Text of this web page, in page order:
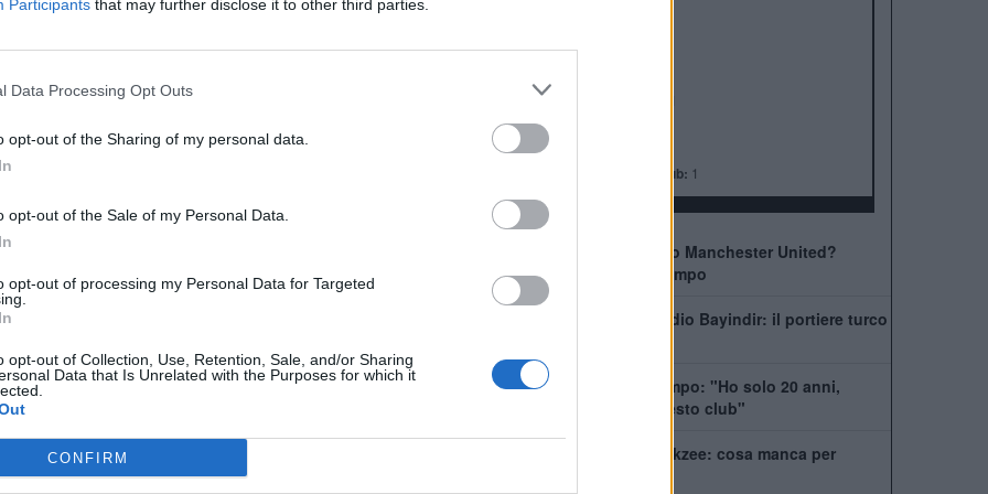
Participants that may further disclose it to other third parties.
Data Processing Opt Outs
opt-out of the Sharing of my personal data.
opt-out of the Sale of my Personal Data.
opt-out of processing my Personal Data for Targeted
opt-out of Collection, Use, Retention, Sale, and/or Sharing
Data that Is Unrelated with the Purposes for which it
CONFIRM
FA Cup:13
FA Community Shield:
Champions League:
Supercoppa Europea:
Coppa del Mondo per Club: 1
Come giocherà il nuovo Manchester United?
Rivoluzione a centrocampo
Manchester United, addio Bayindir: il portiere turco
United, Yoro chiede tempo: "Ho solo 20 anni,
posso dare tanto a questo club"
La Juventus ha il si Zirkzee: cosa manca per